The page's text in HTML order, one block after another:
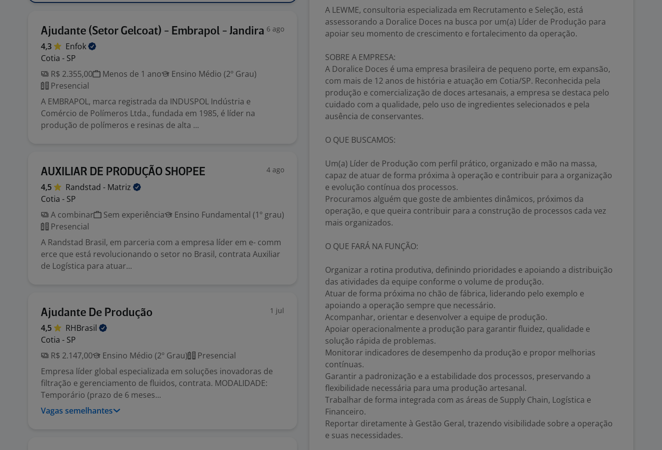
Ajudante (Setor Gelcoat) - Embrapol - Jandira 6 ago
4,3
Enfok
Cotia - SP
R$ 2.355,00
Menos de 1 ano
Ensino Médio (2º Grau)
Presencial
A EMBRAPOL, marca registrada da INDUSPOL Indústria e
Comércio de Polímeros Ltda., fundada em 1985, é líder na
produção de polímeros e resinas de alta ...
AUXILIAR DE PRODUÇÃO SHOPEE 4 ago
4,5 Randstad - Matriz
Cotia - SP
A combinar
Sem experiência
Ensino Fundamental (1º grau)
Presencial
A Randstad Brasil, em parceria com a empresa líder em e- comm
erce que está revolucionando o setor no Brasil, contrata Auxiliar
de Logística para atuar...
Ajudante De Produção 1 jul
4,5
RHBrasil
Cotia - SP
R$ 2.147,00
Ensino Médio (2º Grau)
Presencial
Empresa líder global especializada em soluções inovadoras de
filtração e gerenciamento de fluidos, contrata. MODALIDADE:
Temporário (prazo de 6 meses...
Vagas semelhantes
A LEWME, consultoria especializada em Recrutamento e Seleção, está
assessorando a Doralice Doces na busca por um(a) Líder de Produção para
apoiar seu momento de crescimento e fortalecimento da operação.
SOBRE A EMPRESA:
A Doralice Doces é uma empresa brasileira de pequeno porte, em expansão,
com mais de 12 anos de história e atuação em Cotia/SP. Reconhecida pela
produção e comercialização de doces artesanais, a empresa se destaca pelo
cuidado com a qualidade, pelo uso de ingredientes selecionados e pela
ausência de conservantes.
O QUE BUSCAMOS:
Um(a) Líder de Produção com perfil prático, organizado e mão na massa,
capaz de atuar de forma próxima à operação e contribuir para a organização
e evolução contínua dos processos.
Procuramos alguém que goste de ambientes dinâmicos, próximos da
operação, e que queira contribuir para a construção de processos cada vez
mais organizados.
O QUE FARÁ NA FUNÇÃO:
Organizar a rotina produtiva, definindo prioridades e apoiando a distribuição
das atividades da equipe conforme o volume de produção.
Atuar de forma próxima no chão de fábrica, liderando pelo exemplo e
apoiando a operação sempre que necessário.
Acompanhar, orientar e desenvolver a equipe de produção.
Apoiar operacionalmente a produção para garantir fluidez, qualidade e
solução rápida de problemas.
Monitorar indicadores de desempenho da produção e propor melhorias
contínuas.
Garantir a padronização e a estabilidade dos processos, preservando a
flexibilidade necessária para uma produção artesanal.
Trabalhar de forma integrada com as áreas de Supply Chain, Logística e
Financeiro.
Reportar diretamente à Gestão Geral, trazendo visibilidade sobre a operação
e suas necessidades.